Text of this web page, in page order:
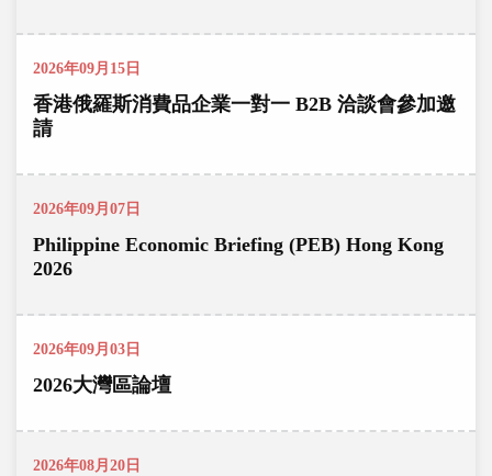
2026年09月15日
香港俄羅斯消費品企業一對一 B2B 洽談會參加邀
請
2026年09月07日
Philippine Economic Briefing (PEB) Hong Kong
2026
2026年09月03日
2026大灣區論壇
2026年08月20日